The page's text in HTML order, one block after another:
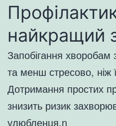
найкращий
Запобігання
та менш стресово, ніж
Дотримання простих
знизить ризик
улюбленця.n